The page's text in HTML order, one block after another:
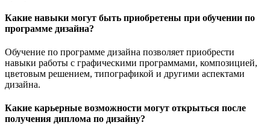
Какие навыки могут быть приобретены при обучении по
программе дизайна?
Обучение по программе дизайна позволяет приобрести
навыки работы с графическими программами, композицией,
цветовым решением, типографикой и другими аспектами
дизайна.
Какие карьерные возможности могут открыться после
получения диплома по дизайну?